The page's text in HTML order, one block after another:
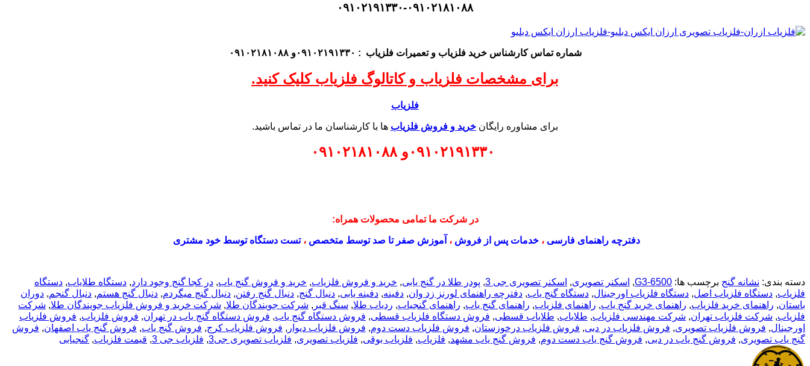
۰۹۱۰۲۱۹۱۳۳۰-۰۹۱۰۲۱۸۱۰۸۸
شماره تماس کارشناسخرید فلزیاب و تعمیرات فلزیاب : ۰۹۱۰۲۱۹۱۳۳۰و ۰۹۱۰۲۱۸۱۰۸۸
برای مشخصات فلزیاب و کاتالوگ فلزیاب کلیک کنید.
فلزیاب
برای مشاوره رایگان خرید و فروش فلزیاب ها با کارشناسان ما در تماس باشید.
۰۹۱۰۲۱۹۱۳۳۰ و۰۹۱۰۲۱۸۱۰۸۸
در شرکت ما تمامی محصولات همراه:
دفترچه راهنمای فارسی ،خدمات پس از فروش ، آموزش صفر تا صد توسط متخصص ،تست دستگاه توسط خود مشتری
دسته بندی: نشانه گنج برچسب ها: G3-6500
, اسکنر تصویری, اسکنر تصویری جی 3 , پودر طلا در گنج یابی, خرید و فروش فلزیاب, خرید و فروش گنج یاب, در کجا گنج وجود دارد, دستگاه طلایاب, دستگاه
فلزیاب, دستگاه فلزیاب اصل, دستگاه فلزیاب اورجینال, دستگاه گنج یاب, دفترچه راهنمای لورنز زد وان, دفینه, دفینه یابی, دنبال گنج, دنبال گنج رفتن, دنبال گنج میگردم, دنبال گنج هستم, دنبال گنجم, دوران
باستان, راهنمای خرید فلزیاب, راهنمای خرید گنج یاب, راهنمای فلزیاب, راهنمای گنج یاب, راهنمای گنجیاب, ردیاب طلا, سنگ قبر , شرکت جویندگان طلا, شرکت خرید و فروش فلزیاب جویندگان طلا, شرکت
فلزیاب, شرکت فلزیاب تهران, شرکت مهندسی فلزیاب, طلایاب, طلایاب قسطی, فروش دستگاه فلزیاب قسطی, فروش دستگاه گنج یاب, فروش دستگاه گنج یاب در تهران, فروش فلزیاب, فروش فلزیاب
اورجینال, فروش فلزیاب تصویری, فروش فلزیاب در دبی, فروش فلزیاب درخوزستان, فروش فلزیاب دست دوم, فروش فلزیاب دیوار , فروش فلزیاب کرج, فروش گنج یاب, فروش گنج یاب اصفهان, فروش
گنج یاب تصویری, فروش گنج یاب در دبی, فروش گنج یاب دست دوم, فروش گنج یاب مشهد, فلزیاب, فلزیاب بوقی, فلزیاب تصویری, فلزیاب تصویری جی3 , فلزیاب جی 3 , قیمت فلزیاب, گنجیابی